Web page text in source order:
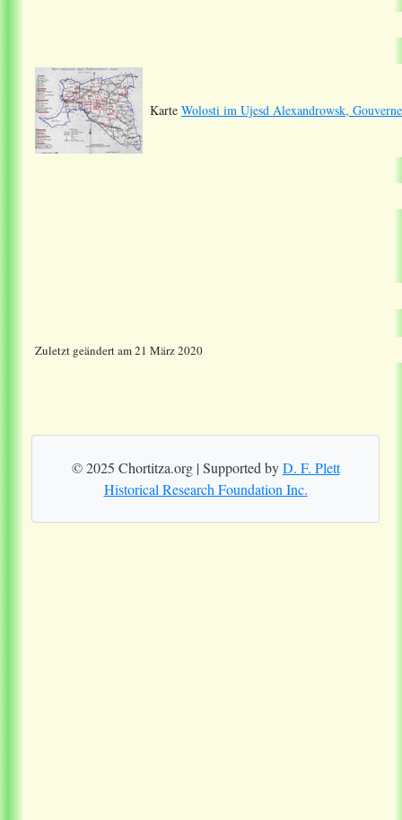
Karte Wolosti im Ujesd Alexandrowsk,
Zuletzt geändert am 21 März 2020
© 2025 Chortitza.org | Supported byD. F. Plett
Historical Research Foundation Inc.